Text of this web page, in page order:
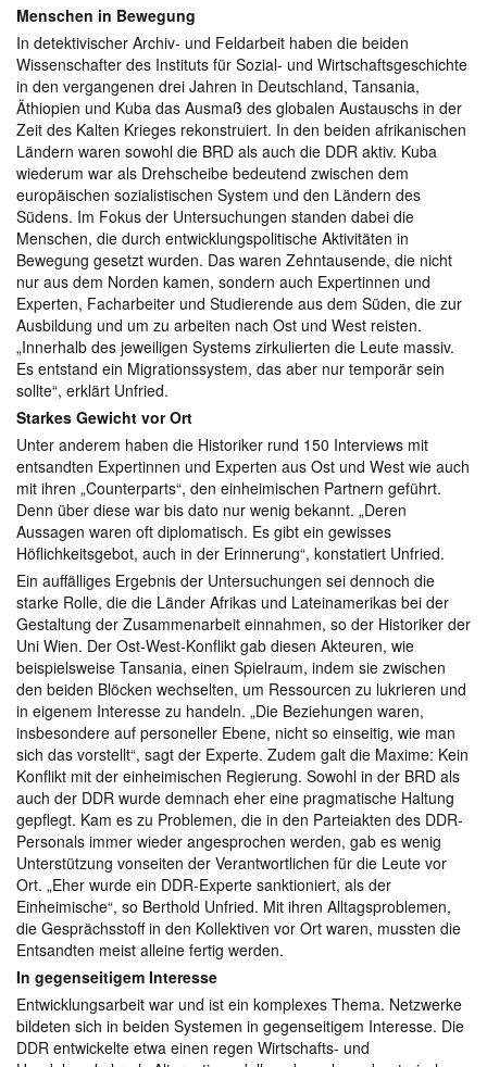
Menschen in Bewegung
In detektivischer Archiv- und Feldarbeit haben die beiden
Wissenschafter des Instituts für Sozial- und Wirtschaftsgeschichte
in den vergangenen drei Jahren in Deutschland, Tansania,
Äthiopien und Kuba das Ausmaß des globalen Austauschs in der
Zeit des Kalten Krieges rekonstruiert. In den beiden afrikanischen
Ländern waren sowohl die BRD als auch die DDR aktiv. Kuba
wiederum war als Drehscheibe bedeutend zwischen dem
europäischen sozialistischen System und den Ländern des
Südens. Im Fokus der Untersuchungen standen dabei die
Menschen, die durch entwicklungspolitische Aktivitäten in
Bewegung gesetzt wurden. Das waren Zehntausende, die nicht
nur aus dem Norden kamen, sondern auch Expertinnen und
Experten, Facharbeiter und Studierende aus dem Süden, die zur
Ausbildung und um zu arbeiten nach Ost und West reisten.
„Innerhalb des jeweiligen Systems zirkulierten die Leute massiv.
Es entstand ein Migrationssystem, das aber nur temporär sein
sollte“, erklärt Unfried.
Starkes Gewicht vor Ort
Unter anderem haben die Historiker rund 150 Interviews mit
entsandten Expertinnen und Experten aus Ost und West wie auch
mit ihren „Counterparts“, den einheimischen Partnern geführt.
Denn über diese war bis dato nur wenig bekannt. „Deren
Aussagen waren oft diplomatisch. Es gibt ein gewisses
Höflichkeitsgebot, auch in der Erinnerung“, konstatiert Unfried.
Ein auffälliges Ergebnis der Untersuchungen sei dennoch die
starke Rolle, die die Länder Afrikas und Lateinamerikas bei der
Gestaltung der Zusammenarbeit einnahmen, so der Historiker der
Uni Wien. Der Ost-West-Konflikt gab diesen Akteuren, wie
beispielsweise Tansania, einen Spielraum, indem sie zwischen
den beiden Blöcken wechselten, um Ressourcen zu lukrieren und
in eigenem Interesse zu handeln. „Die Beziehungen waren,
insbesondere auf personeller Ebene, nicht so einseitig, wie man
sich das vorstellt“, sagt der Experte. Zudem galt die Maxime: Kein
Konflikt mit der einheimischen Regierung. Sowohl in der BRD als
auch der DDR wurde demnach eher eine pragmatische Haltung
gepflegt. Kam es zu Problemen, die in den Parteiakten des DDR-
Personals immer wieder angesprochen werden, gab es wenig
Unterstützung vonseiten der Verantwortlichen für die Leute vor
Ort. „Eher wurde ein DDR-Experte sanktioniert, als der
Einheimische“, so Berthold Unfried. Mit ihren Alltagsproblemen,
die Gesprächsstoff in den Kollektiven vor Ort waren, mussten die
Entsandten meist alleine fertig werden.
In gegenseitigem Interesse
Entwicklungsarbeit war und ist ein komplexes Thema. Netzwerke
bildeten sich in beiden Systemen in gegenseitigem Interesse. Die
DDR entwickelte etwa einen regen Wirtschafts- und